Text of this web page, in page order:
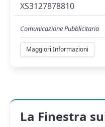
XS3127878810
Comunicazione Pubblicitaria
Maggiori Informazioni
La Finestra